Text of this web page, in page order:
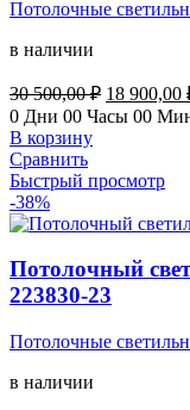
Потолочные
в наличии
30 500,00₽
цена
500,00 ₽.
18 900,00
0 Дни 00 Часы 00
В корзину
Сравнить
Быстрый просмотр
-38%
Потолочный
223830-23
Потолочные
в наличии